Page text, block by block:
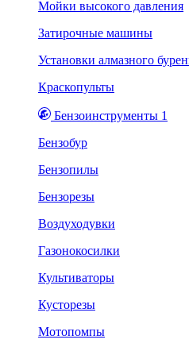
Мойки высокого давления
Затирочные машины
Установки алмазного
Краскопульты
Бензоинструменты 1
Бензобур
Бензопилы
Бензорезы
Воздуходувки
Газонокосилки
Культиваторы
Кусторезы
Мотопомпы